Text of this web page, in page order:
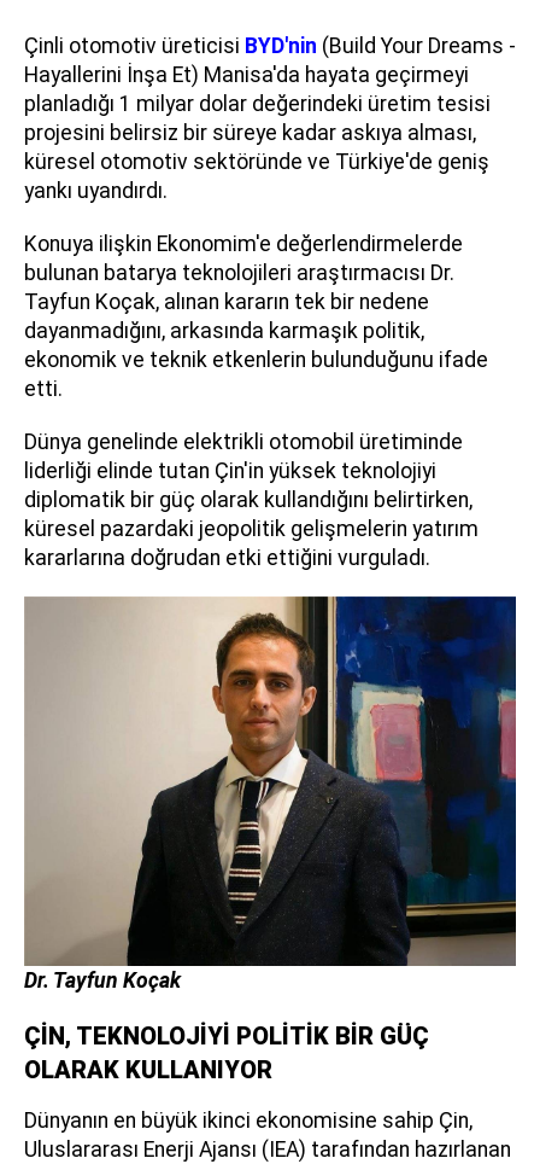
Çinli otomotiv üreticisi BYD'nin (Build Your Dreams -
Hayallerini İnşa Et) Manisa'da hayata geçirmeyi
planladığı 1 milyar dolar değerindeki üretim tesisi
projesini belirsiz bir süreye kadar askıya alması,
küresel otomotiv sektöründe ve Türkiye'de geniş
yankı uyandırdı.
Konuya ilişkin Ekonomim'e değerlendirmelerde
bulunan batarya teknolojileri araştırmacısı Dr.
Tayfun Koçak, alınan kararın tek bir nedene
dayanmadığını, arkasında karmaşık politik,
ekonomik ve teknik etkenlerin bulunduğunu ifade
etti.
Dünya genelinde elektrikli otomobil üretiminde
liderliği elinde tutan Çin'in yüksek teknolojiyi
diplomatik bir güç olarak kullandığını belirtirken,
küresel pazardaki jeopolitik gelişmelerin yatırım
kararlarına doğrudan etki ettiğini vurguladı.
Dr. Tayfun Koçak
ÇİN, TEKNOLOJİYİ POLİTİK BİR GÜÇ
OLARAK KULLANIYOR
Dünyanın en büyük ikinci ekonomisine sahip Çin,
Uluslararası Enerji Ajansı (IEA) tarafından hazırlanan